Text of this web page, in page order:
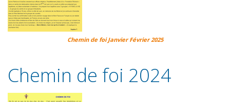
Chemin de foi Janvier Février 2025
Chemin de foi 2024